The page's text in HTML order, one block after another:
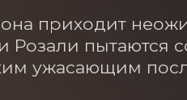
приходит
пытаются
ужасающим